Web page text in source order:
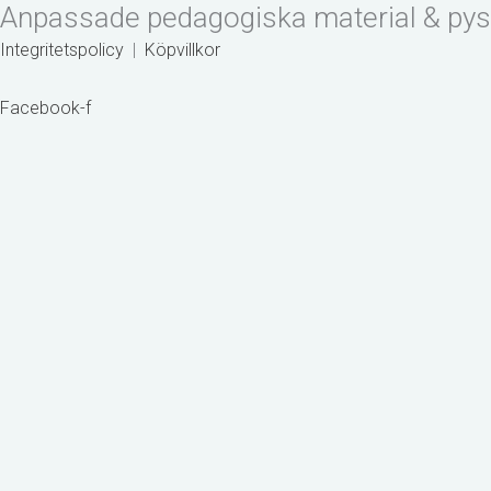
Hoppa
till
Anpassade pedagogiska material &
Integritetspolicy | Köpvillkor
Facebook-f
Products
search
Products
search
Våra
kompisregler